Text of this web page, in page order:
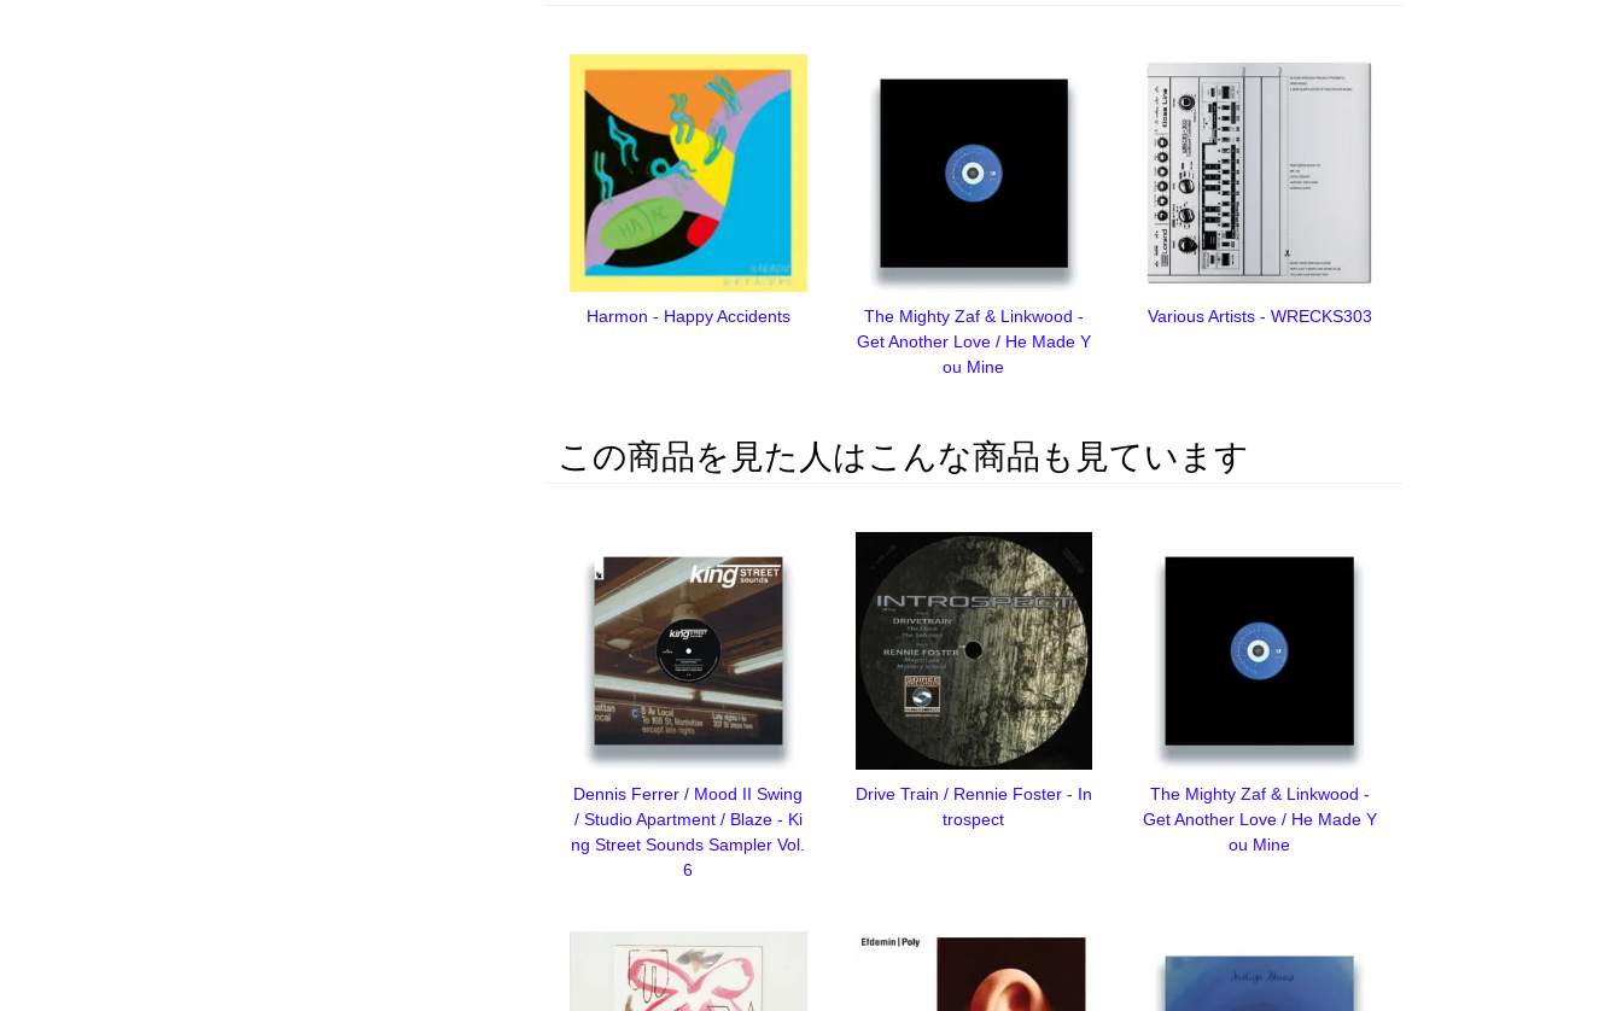
Harmon - Happy Accidents
The Mighty Zaf & Linkwood -
Get Another Love / He Made Y
ou Mine
Various Artists - WRECKS303
この商品を見た人はこんな商品も見ています
Dennis Ferrer / Mood II Swing
/ Studio Apartment / Blaze - Ki
ng Street Sounds Sampler Vol.
6
Drive Train / Rennie Foster - In
trospect
The Mighty Zaf & Linkwood -
Get Another Love / He Made Y
ou Mine